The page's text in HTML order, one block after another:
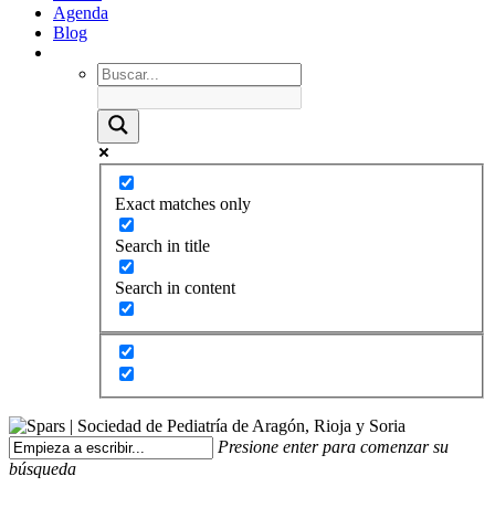
Agenda
Blog
Exact matches only
Search in title
Search in content
Presione enter para comenzar su
búsqueda